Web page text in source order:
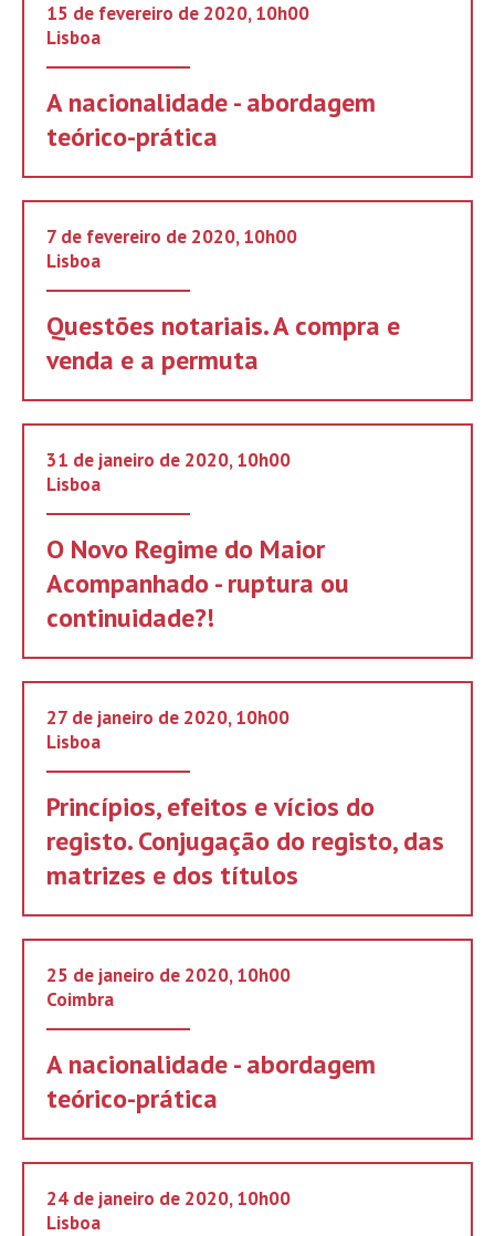
15 de fevereiro de 2020, 10h00
Lisboa
A nacionalidade - abordagem
teórico-prática
7 de fevereiro de 2020, 10h00
Lisboa
Questões notariais. A compra e
venda e a permuta
31 de janeiro de 2020, 10h00
Lisboa
O Novo Regime do Maior
Acompanhado - ruptura ou
continuidade?!
27 de janeiro de 2020, 10h00
Lisboa
Princípios, efeitos e vícios do
registo. Conjugação do registo, das
matrizes e dos títulos
25 de janeiro de 2020, 10h00
Coimbra
A nacionalidade - abordagem
teórico-prática
24 de janeiro de 2020, 10h00
Lisboa